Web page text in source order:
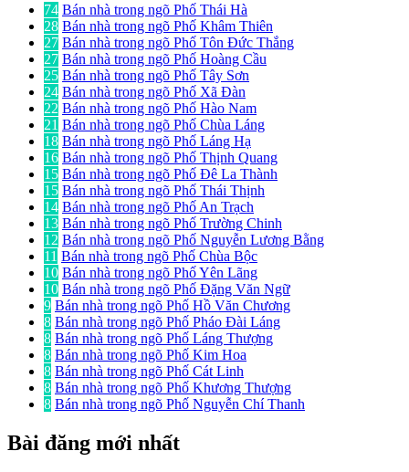
74 Bán nhà trong ngõ Phố Thái Hà
28 Bán nhà trong ngõ Phố Khâm Thiên
27 Bán nhà trong ngõ Phố Tôn Đức Thắng
27 Bán nhà trong ngõ Phố Hoàng Cầu
25 Bán nhà trong ngõ Phố Tây Sơn
24 Bán nhà trong ngõ Phố Xã Đàn
22 Bán nhà trong ngõ Phố Hào Nam
21 Bán nhà trong ngõ Phố Chùa Láng
18 Bán nhà trong ngõ Phố Láng Hạ
16 Bán nhà trong ngõ Phố Thịnh Quang
15 Bán nhà trong ngõ Phố Đê La Thành
15 Bán nhà trong ngõ Phố Thái Thịnh
14 Bán nhà trong ngõ Phố An Trạch
13 Bán nhà trong ngõ Phố Trường Chinh
12 Bán nhà trong ngõ Phố Nguyễn Lương Bằng
11 Bán nhà trong ngõ Phố Chùa Bộc
10 Bán nhà trong ngõ Phố Yên Lãng
10 Bán nhà trong ngõ Phố Đặng Văn Ngữ
9 Bán nhà trong ngõ Phố Hồ Văn Chương
8 Bán nhà trong ngõ Phố Pháo Đài Láng
8 Bán nhà trong ngõ Phố Láng Thượng
8 Bán nhà trong ngõ Phố Kim Hoa
8 Bán nhà trong ngõ Phố Cát Linh
8 Bán nhà trong ngõ Phố Khương Thượng
8 Bán nhà trong ngõ Phố Nguyễn Chí Thanh
Bài đăng mới nhất